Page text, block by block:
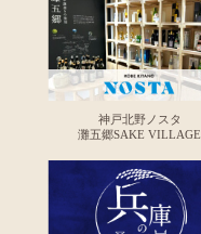
神戸北野ノスタ
灘五郷SAKE VILLAGE